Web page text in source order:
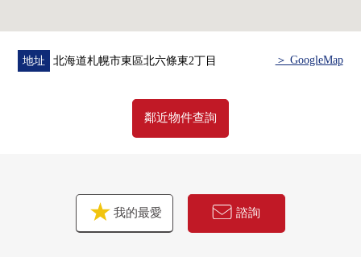
○ 有免持內部對講機彩色監視器
地址 北海道札幌市東區北六條東2丁目 ＞ GoogleMap
鄰近物件查詢
我的最愛 諮詢